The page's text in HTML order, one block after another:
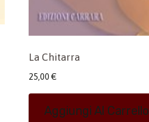
La Chitarra
25,00 €
Aggiungi Al Carrello